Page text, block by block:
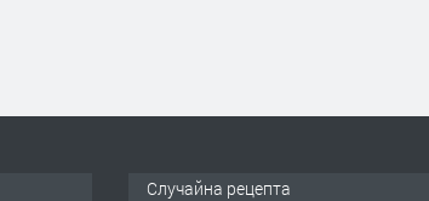
Случайна рецепта